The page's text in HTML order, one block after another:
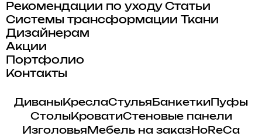
Рекомендации по уходу Статьи
Системы трансформации
Ткани
Дизайнерам
Акции
Портфолио
Контакты
ДиваныКреслаСтульяБанкеткиПуфы
СтолыКроватиСтеновые панели
Изголовья Мебель на заказHoReCa